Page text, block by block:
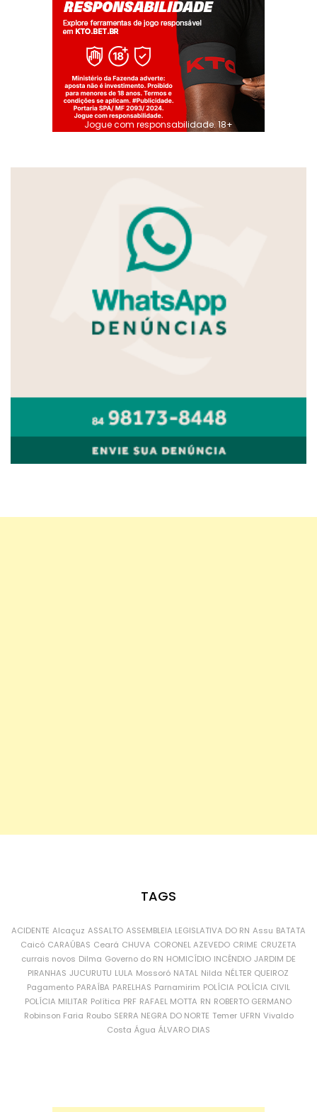
Jogue com responsabilidade. 18+
TAGS
ACIDENTE Alcaçuz ASSALTO ASSEMBLEIA LEGISLATIVA DO RN Assu BATATA
Caicó CARAÚBAS Ceará CHUVA CORONEL AZEVEDO CRIME CRUZETA
currais novos Dilma Governo do RN HOMICÍDIO INCÊNDIO JARDIM DE
PIRANHAS JUCURUTU LULA Mossoró NATAL Nilda NÉLTER QUEIROZ
Pagamento PARAÍBA PARELHAS Parnamirim POLÍCIA POLÍCIA CIVIL
POLÍCIA MILITAR Política PRF RAFAEL MOTTA RN ROBERTO GERMANO
Robinson Faria Roubo SERRA NEGRA DO NORTE Temer UFRN Vivaldo
Costa Água ÁLVARO DIAS